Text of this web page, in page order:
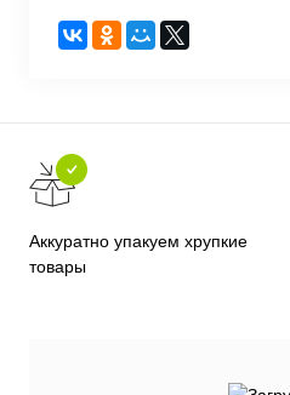
Аккуратно упакуем хрупкие
товары